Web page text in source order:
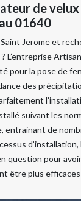
de
01640
Jerome et
L’entreprise
pour la pose de
des
suivant les
entrainant de
question pour
être plus